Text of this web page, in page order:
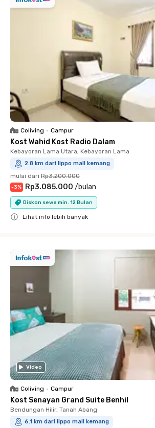
Coliving • Campur
Kost Wahid Kost Radio Dalam
Kebayoran Lama Utara, Kebayoran Lama
2.8 km dari lippo mall kemang
mulai dari Rp3.200.000
-3% Rp3.085.000 /bulan
Diskon sewa min. 12 Bulan
Lihat info lebih banyak
Video
Coliving • Campur
Kost Senayan Grand Suite Benhil
Bendungan Hilir, Tanah Abang
6.1 km dari lippo mall kemang